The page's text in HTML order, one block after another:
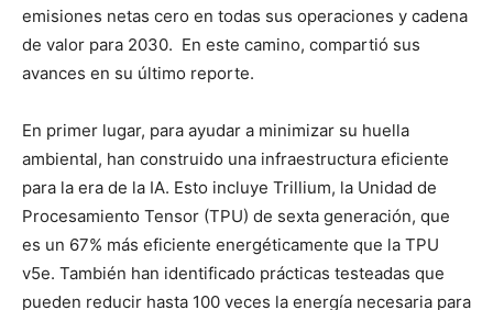
emisiones netas cero en todas sus operaciones y cadena
de valor para 2030. En este camino, compartió sus
avances en su último reporte.
En primer lugar, para ayudar a minimizar su huella
ambiental, han construido una infraestructura eficiente
para la era de la IA. Esto incluye Trillium, la Unidad de
Procesamiento Tensor (TPU) de sexta generación, que
es un 67% más eficiente energéticamente que la TPU
v5e. También han identificado prácticas testeadas que
pueden reducir hasta 100 veces la energía necesaria para